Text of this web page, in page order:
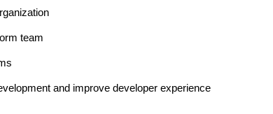
team
and improve developer experience